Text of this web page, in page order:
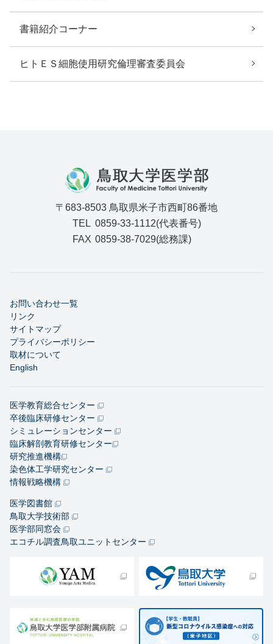
書籍紹介コーナー
ヒトＥＳ細胞使用研究倫理審査委員会
〒683-8503 鳥取県米子市西町86番地
TEL 0859-33-1112(代表番号)
FAX 0859-38-7029(総務課)
お問い合わせ一覧
リンク
サイトマップ
プライバシーポリシー
取材について
English
医学教育総合センター
卒後臨床研修センター
シミュレーションセンター
臨床解剖教育研修センター
研究推進機構
染色体工学研究センター
情報戦略機構
医学図書館
鳥取大学技術部
医学部同窓会
エコチル調査鳥取ユニットセンター